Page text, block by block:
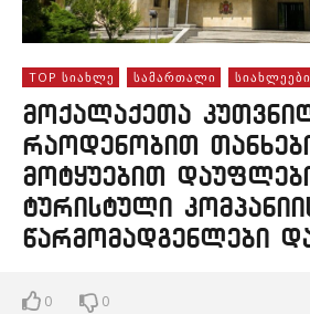
TOP ᲡᲘᲐᲮᲚᲔ ᲡᲐᲛᲐᲠᲗᲐᲚᲘ ᲡᲘᲐᲮᲚᲔᲔᲑᲘ
მოქალაქეთა
რაოდენობით
მოტყუებით
ტურისტული
წარმომადგენლები
0 0